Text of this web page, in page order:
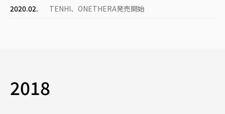
2020.02.
TENHI、ONETHERA発売開始
2018